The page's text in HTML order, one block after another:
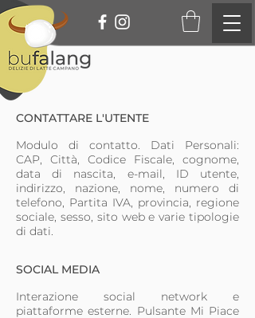
CONTATTARE L'UTENTE
Modulo di contatto. Dati Personali:
CAP, Città, Codice Fiscale, cognome,
data di nascita, e-mail, ID utente,
indirizzo, nazione, nome, numero di
telefono, Partita IVA, provincia, regione
sociale, sesso, sito web e varie tipologie
di dati.
SOCIAL MEDIA
Interazione social network e
piattaforme esterne. Pulsante Mi Piace